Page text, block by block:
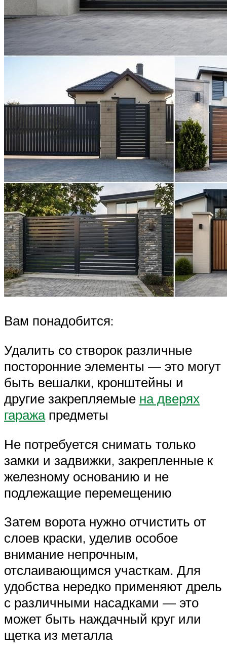
Вам понадобится:
Удалить со створок различные
посторонние элементы — это могут
быть вешалки, кронштейны и
другие закрепляемые на дверях
гаражапредметы
Не потребуется снимать только
замки и задвижки, закрепленные к
железному основанию и не
подлежащие перемещению
Затем ворота нужно отчистить от
слоев краски, уделив особое
внимание непрочным,
отслаивающимся участкам. Для
удобства нередко применяют дрель
с различными насадками — это
может быть наждачный круг или
щетка из металла